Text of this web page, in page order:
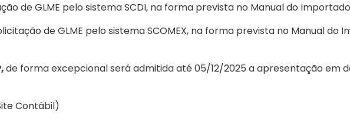
de GLME pelo sistema SCDI, na forma prevista no Manual do
de GLME pelo sistema SCOMEX, na forma prevista no Manual do
de forma excepcional será admitida até 05/12/2025 a apresentação em
Contábil)